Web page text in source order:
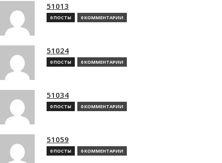
51013
0 ПОСТЫ 0 КОММЕНТАРИИ
51024
0 ПОСТЫ 0 КОММЕНТАРИИ
51034
0 ПОСТЫ 0 КОММЕНТАРИИ
51059
0 ПОСТЫ 0 КОММЕНТАРИИ